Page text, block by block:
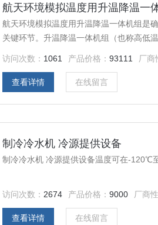
航天环境模拟温度用升温降温一
航天环境模拟温度用升温降温一体机组是
关键环节。升温降温一体机组（也称高低
访问次数： 1061 产品价格：93111 厂商
查看详情 在线留言
制冷冷水机 冷源提供设备
制冷冷水机 冷源提供设备温度可在-120℃
访问次数： 2674 产品价格：9000 厂商
查看详情 在线留言